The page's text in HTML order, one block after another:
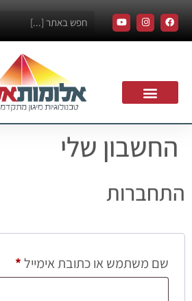
החשבון שלי
התחברות
שם משתמש או כתובת אימייל*